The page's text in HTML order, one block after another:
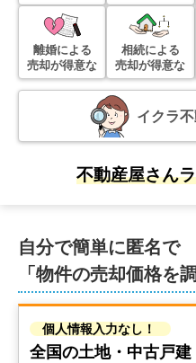
離婚による
売却が得意な
相続による
売却が得意な
イクラ
不動産屋さん
自分で簡単に匿名で
「物件の売却価格を
個人情報入力なし！
全国の土地・中古戸建